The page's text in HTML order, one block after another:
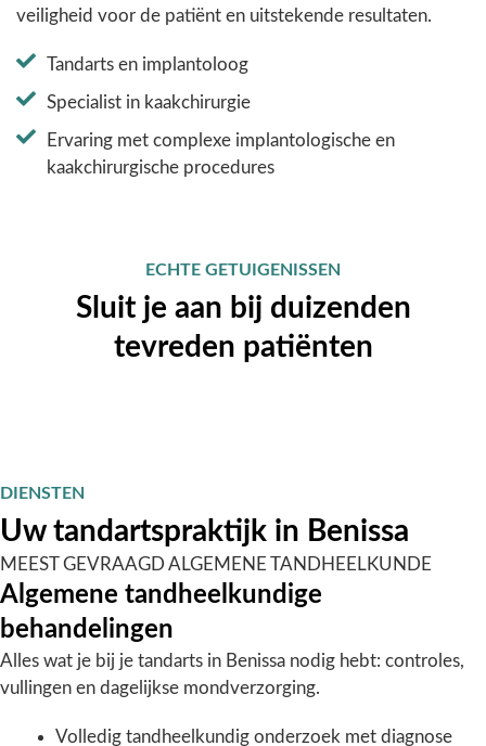
veiligheid voor de patiënt en uitstekende resultaten.
Tandarts en implantoloog
Specialist in kaakchirurgie
Ervaring met complexe implantologische en
kaakchirurgische procedures
ECHTE GETUIGENISSEN
Sluit je aan bij duizenden
tevreden patiënten
DIENSTEN
Uw tandartspraktijk in Benissa
MEEST GEVRAAGD ALGEMENE TANDHEELKUNDE
Algemene tandheelkundige
behandelingen
Alles wat je bij je tandarts in Benissa nodig hebt: controles,
vullingen en dagelijkse mondverzorging.
Volledig tandheelkundig onderzoek met diagnose